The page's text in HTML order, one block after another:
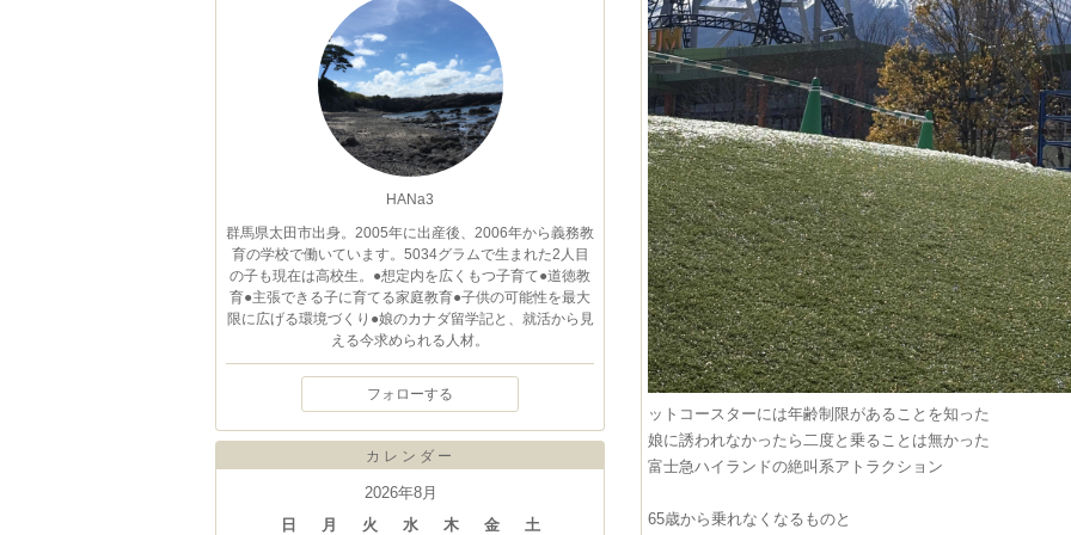
HANa3
群馬県太田市出身。2005年に出産後、2006年から義務教
育の学校で働いています。5034グラムで生まれた2人目
の子も現在は高校生。●想定内を広くもつ子育て●道徳教
育●主張できる子に育てる家庭教育●子供の可能性を最大
限に広げる環境づくり●娘のカナダ留学記と、就活から見
える今求められる人材。
フォローする
カレンダー
2026年8月
日
月 火 水 木 金
土
ットコースターには年齢制限があることを知った
娘に誘われなかったら二度と乗ることは無かった
富士急ハイランドの絶叫系アトラクション
65歳から乗れなくなるものと